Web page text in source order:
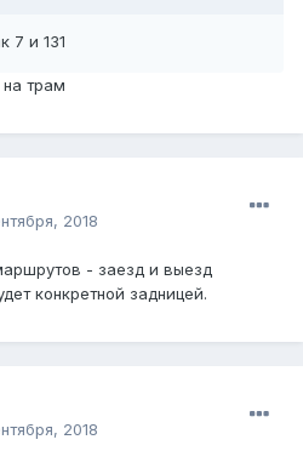
7 и 131
трам
2018
- заезд и выезд
конкретной задницей.
2018